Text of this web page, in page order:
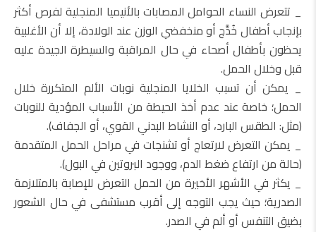
_ تتعرض النساء الحوامل المصابات بالأنيميا المنجلية لفرص أكثر
بإنجاب أطفال خُدَّج أو منخفضي الوزن عند الولادة، إلا أن الأغلبية
يحظون بأطفال أصحاء في حال المراقبة والسيطرة الجيدة عليه
قبل وخلال الحمل.
_ يمكن أن تسبب الخلايا المنجلية نوبات الألم المتكررة خلال
الحمل؛ خاصة عند عدم أخذ الحيطة من الأسباب المؤدية للنوبات
(مثل: الطقس البارد، أو النشاط البدني القوي، أو الجفاف).
_ يمكن التعرض لارتعاج أو تشنجات في مراحل الحمل المتقدمة
(حالة من ارتفاع ضغط الدم، ووجود البروتين في البول).
_ يكثر في الأشهر الأخيرة من الحمل التعرض للإصابة بالمتلازمة
الصدرية؛ حيث يجب التوجه إلى أقرب مستشفى في حال الشعور
بضيق التنفس أو ألم في الصدر.